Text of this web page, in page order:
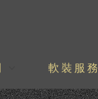
軟裝服務